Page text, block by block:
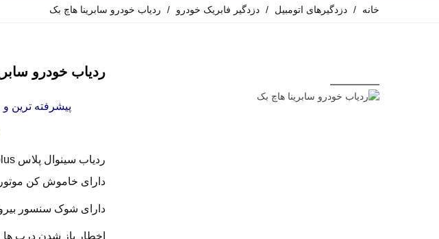
خانه / دزدگیرهای اتومبیل / دزدگیر فابریک خودرو / ردیاب خودرو سابرینا هاچ بک
ردیاب خودرو
پیشرفته ترین
ردیاب سینوال پلاس Sinowall plus
دارای خاموش کن
دارای شوک سنسور
اخطار باز شدن درب ها